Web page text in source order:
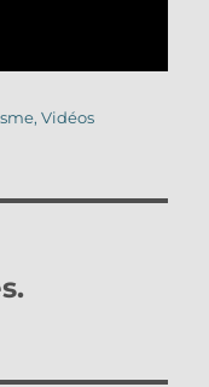
,Vidéos